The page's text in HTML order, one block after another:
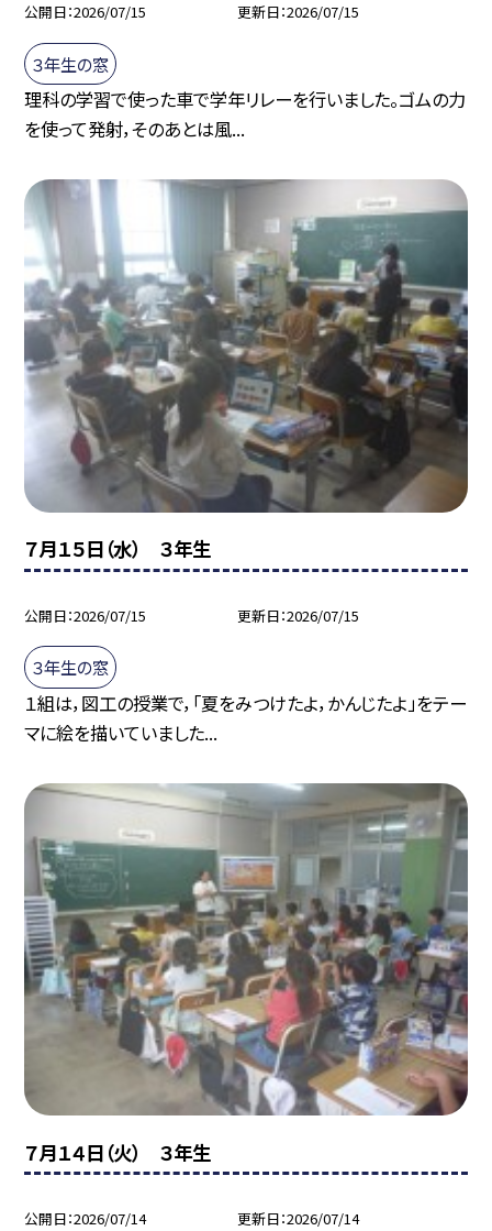
公開日 2026/07/15 更新日 2026/07/15
３年生の窓
理科の学習で使った車で学年リレーを行いました。ゴムの力
を使って発射，そのあとは風...
７月１５日（水） ３年生
公開日 2026/07/15 更新日 2026/07/15
３年生の窓
１組は，図工の授業で，「夏をみつけたよ，かんじたよ」をテー
マに絵を描いていました...
７月１４日（火） ３年生
公開日 2026/07/14 更新日 2026/07/14